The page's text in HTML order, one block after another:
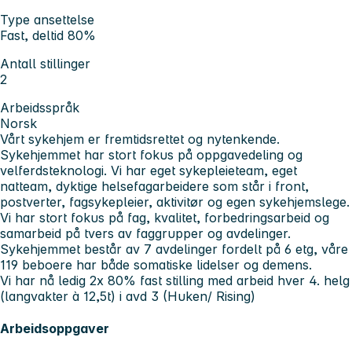
Type ansettelse
Fast, deltid 80%
Antall stillinger
2
Arbeidsspråk
Norsk
Vårt sykehjem er fremtidsrettet og nytenkende.
Sykehjemmet har stort fokus på oppgavedeling og
velferdsteknologi. Vi har eget sykepleieteam, eget
natteam, dyktige helsefagarbeidere som står i front,
postverter, fagsykepleier, aktivitør og egen sykehjemslege.
Vi har stort fokus på fag, kvalitet, forbedringsarbeid og
samarbeid på tvers av faggrupper og avdelinger.
Sykehjemmet består av 7 avdelinger fordelt på 6 etg, våre
119 beboere har både somatiske lidelser og demens.
Vi har nå ledig 2x 80% fast stilling med arbeid hver 4. helg
(langvakter à 12,5t) i avd 3 (Huken/ Rising)
Arbeidsoppgaver